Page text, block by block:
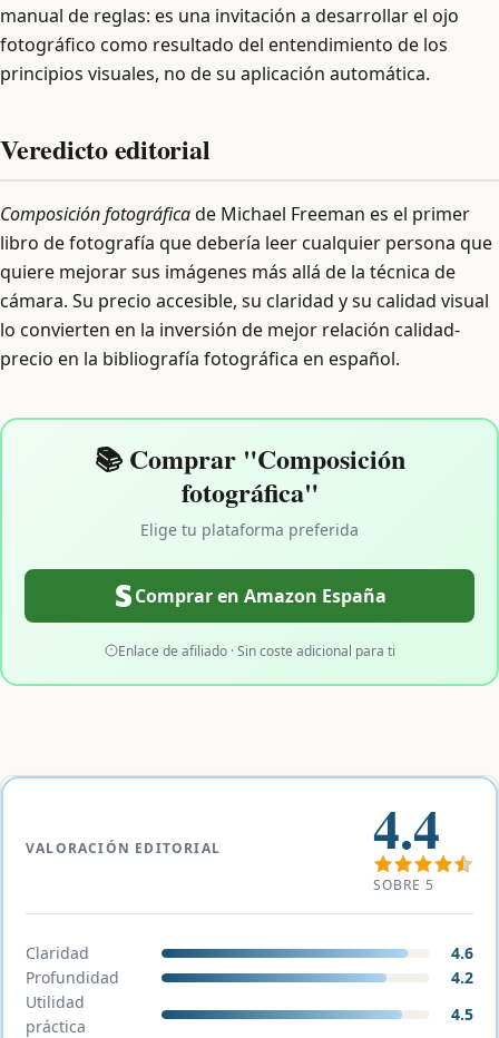
manual de reglas: es una invitación a desarrollar el ojo
fotográfico como resultado del entendimiento de los
principios visuales, no de su aplicación automática.
Veredicto editorial
Composición fotográficade Michael Freeman es el primer
libro de fotografía que debería leer cualquier persona que
quiere mejorar sus imágenes más allá de la técnica de
cámara. Su precio accesible, su claridad y su calidad visual
lo convierten en la inversión de mejor relación calidad-
precio en la bibliografía fotográfica en español.
📚 Comprar "Composición
fotográfica"
Elige tu plataforma preferida
Comprar en Amazon España
Enlace de afiliado · Sin coste adicional para ti
VALORACIÓN EDITORIAL 4.4
SOBRE 5
Claridad
4.6
Profundidad
4.2
Utilidad
práctica
4.5